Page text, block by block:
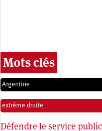
Mots clés
Argentine
extrême droite
Défendre le service